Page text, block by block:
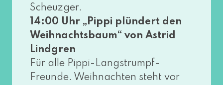
Scheuzger.
14:00 Uhr „Pippi plün­dert den
Weihnachtsbaum“ von Astrid
Lindgren
Für alle Pippi-Langstrumpf-
Freunde. Weihnachten steht vor